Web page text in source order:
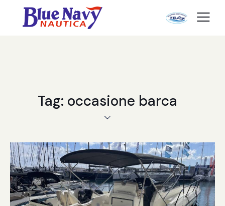
Tag: occasione barca